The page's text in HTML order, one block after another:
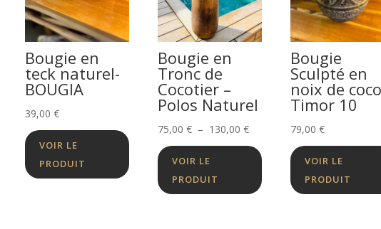
Bougie en
teck naturel-
BOUGIA
39,00€
VOIR LE
PRODUIT
Bougie en
Tronc de
Cocotier –
Polos Naturel
75,00€ – 130,00€Plage
de
75,00 €
VOIR LE
PRODUIT
Bougie
Sculpté en
noix de
Timor 10
79,00€
VOIR LE
PRODUIT